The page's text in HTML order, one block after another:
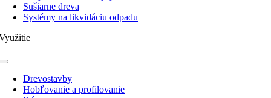
Sušiarne dreva
Systémy na likvidáciu odpadu
Toggle
NavigationDrevostavby
Hobľovanie a profilovanie